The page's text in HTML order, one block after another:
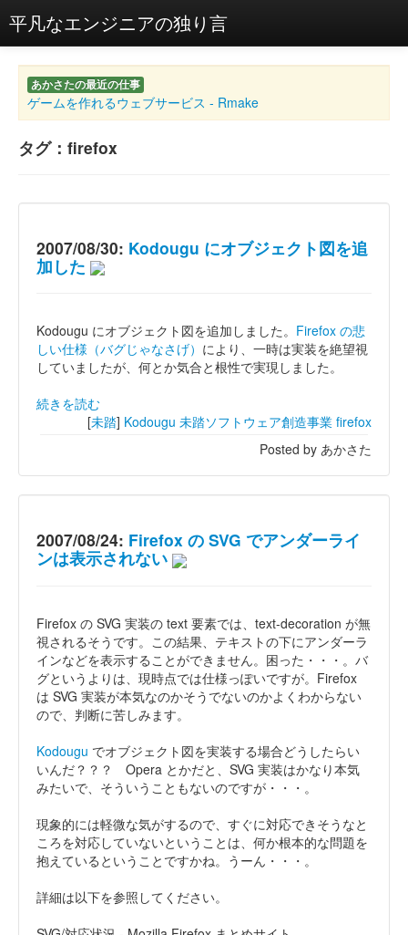
平凡なエンジニアの独り言
あかさたの最近の仕事
ゲームを作れるウェブサービス - Rmake
タグ：firefox
2007/08/30: Kodougu にオブジェクト図を追
加した
Kodougu にオブジェクト図を追加しました。 Firefox の悲
しい仕様（バグじゃなさげ） により、一時は実装を絶望視
していましたが、何とか気合と根性で実現しました。
続きを読む
[未踏] Kodougu 未踏ソフトウェア創造事業 firefox
Posted by あかさた
2007/08/24: Firefox の SVG でアンダーライ
ンは表示されない
Firefox の SVG 実装の text 要素では、text-decoration が無
視されるそうです。この結果、テキストの下にアンダーラ
インなどを表示することができません。困った・・・。バ
グというよりは、現時点では仕様っぽいですが。Firefox
は SVG 実装が本気なのかそうでないのかよくわからない
ので、判断に苦しみます。
Kodougu でオブジェクト図を実装する場合どうしたらい
いんだ？？？ Opera とかだと、SVG 実装はかなり本気
みたいで、そういうこともないのですが・・・。
現象的には軽微な気がするので、すぐに対応できそうなと
ころを対応していないということは、何か根本的な問題を
抱えているということですかね。うーん・・・。
詳細は以下を参照してください。